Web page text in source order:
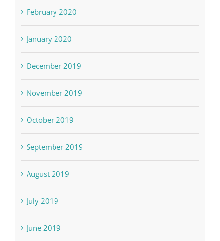
February 2020
January 2020
December 2019
November 2019
October 2019
September 2019
August 2019
July 2019
June 2019